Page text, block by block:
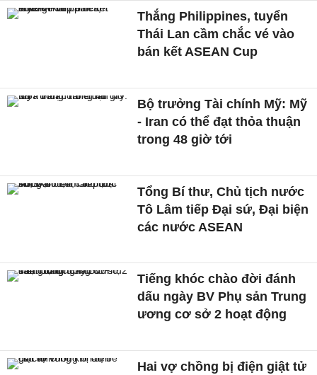
Thắng Philippines, tuyển
Thái Lan cầm chắc vé vào
bán kết ASEAN Cup
Bộ trưởng Tài chính Mỹ: Mỹ
- Iran có thể đạt thỏa thuận
trong 48 giờ tới
Tổng Bí thư, Chủ tịch nước
Tô Lâm tiếp Đại sứ, Đại biện
các nước ASEAN
Tiếng khóc chào đời đánh
dấu ngày BV Phụ sản Trung
ương cơ sở 2 hoạt động
Hai vợ chồng bị điện giật tử